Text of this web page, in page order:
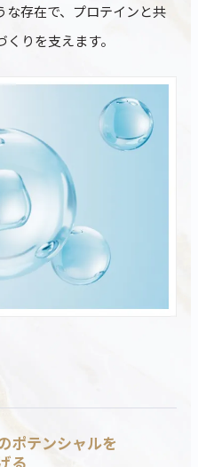
な存在で、プロテインと共
りを支えます。
ポテンシャルを
る